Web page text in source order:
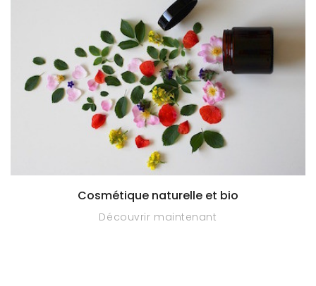
Cosmétique naturelle et bio
Découvrir maintenant